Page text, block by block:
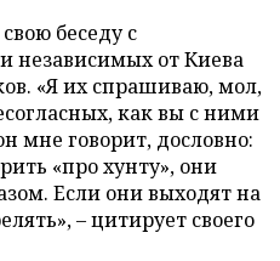
беседу с
независимых от Киева
«Я их спрашиваю, мол,
как вы с ними
мне говорит, дословно:
«про хунту», они
Если они выходят на
–цитирует своего